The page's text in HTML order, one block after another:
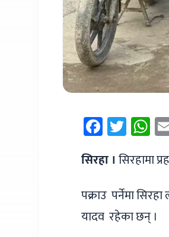
सिरहा । सिरहामा
पक्राउ पर्नेमा
यादव रहेका छन् ।